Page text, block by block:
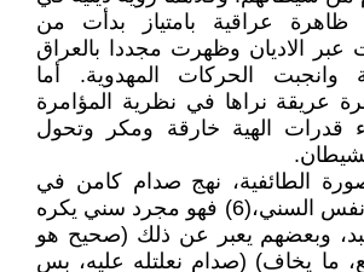
ظاهرة عراقية بامتياز بدأت من
عبر الاديان وظهرت مجددا بالعراق
وانجبت الحركات المهدوية. أما
عريقة نراها في نظرية المؤامرة
قدرات الهية خارقة ومكر وتحول
الطائفية، نهج صدام كامن في
نفس الشيعي مثل نفس السني،(6) فهو مجرد سني يكره
وبعضهم يعبر عن ذلك (صحيح هو
ما يخاف) (صدام نعلتله عليه، بس